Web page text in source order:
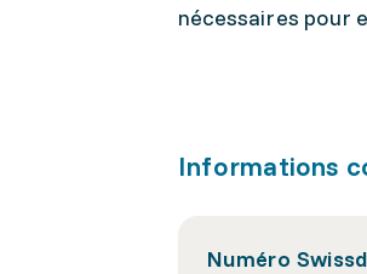
nécessaires pour
Informations
Numéro